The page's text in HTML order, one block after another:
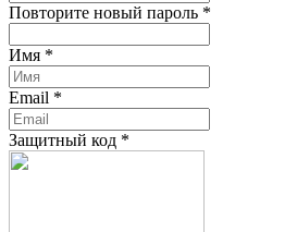
Повторите новый пароль *
Имя *
Email *
Защитный код *